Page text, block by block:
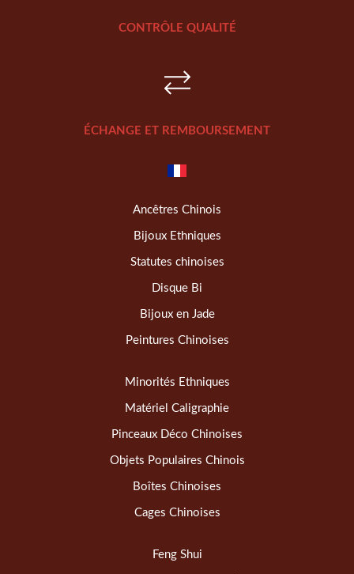
CONTRÔLE QUALITÉ
ÉCHANGE ET REMBOURSEMENT
Ancêtres Chinois
Bijoux Ethniques
Statutes chinoises
Disque Bi
Bijoux en Jade
Peintures Chinoises
Minorités Ethniques
Matériel Caligraphie
Pinceaux Déco Chinoises
Objets Populaires Chinois
Boîtes Chinoises
Cages Chinoises
Feng Shui